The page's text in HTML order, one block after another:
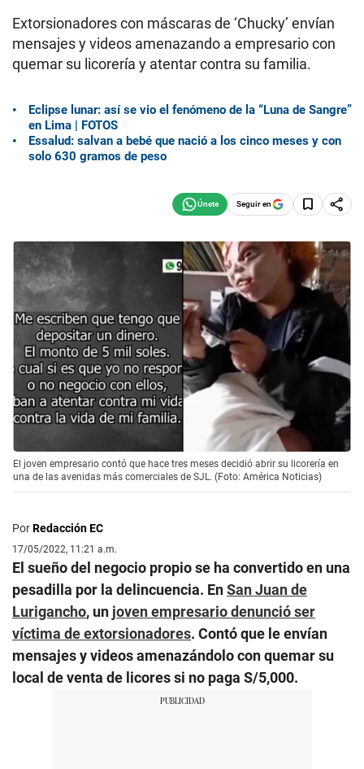
Extorsionadores con máscaras de ‘Chucky’ envían
mensajes y videos amenazando a empresario con
quemar su licorería y atentar contra su familia.
Eclipse lunar: así se vio el fenómeno de la “Luna de Sangre”
en Lima | FOTOS
Essalud: salvan a bebé que nació a los cinco meses y con
solo 630 gramos de peso
Seguir en
El joven empresario contó que hace tres meses decidió abrir su licorería en
una de las avenidas más comerciales de SJL. (Foto: América Noticias)
PorRedacción EC
17/05/2022, 11:21 a.m.
El sueño del negocio propio se ha convertido en una
pesadilla por la delincuencia. EnSan Juan de
Lurigancho, un joven empresario denunció ser
víctima de extorsionadores. Contó que le envían
mensajes y videos amenazándolo con quemar su
local de venta de licores si no paga S/5,000.